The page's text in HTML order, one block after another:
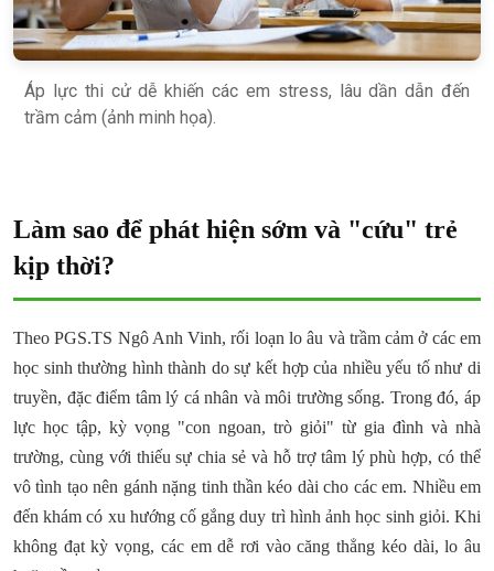
Áp lực thi cử dễ khiến các em stress, lâu dần dẫn đến
trầm cảm (ảnh minh họa).
Làm sao để phát hiện sớm và "cứu" trẻ
kịp thời?
Theo PGS.TS Ngô Anh Vinh, rối loạn lo âu và trầm cảm ở các em
học sinh thường hình thành do sự kết hợp của nhiều yếu tố như di
truyền, đặc điểm tâm lý cá nhân và môi trường sống. Trong đó, áp
lực học tập, kỳ vọng "con ngoan, trò giỏi" từ gia đình và nhà
trường, cùng với thiếu sự chia sẻ và hỗ trợ tâm lý phù hợp, có thể
vô tình tạo nên gánh nặng tinh thần kéo dài cho các em. Nhiều em
đến khám có xu hướng cố gắng duy trì hình ảnh học sinh giỏi. Khi
không đạt kỳ vọng, các em dễ rơi vào căng thẳng kéo dài, lo âu